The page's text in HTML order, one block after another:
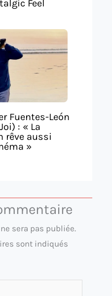
Feel
Fuentes-León
: « La
rêve aussi
»
sera pas publiée.
sont indiqués